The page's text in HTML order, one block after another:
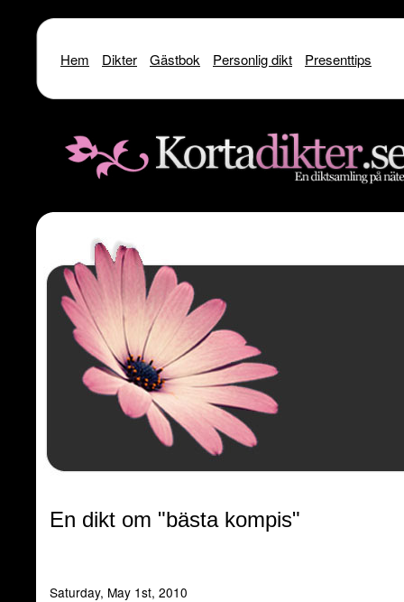
Warning: include() [function.include]: SSL operation failed with code 1. OpenSSL
Warning
Warning
: include(http://www.kortadikter.se/sms/inc.Shoutout.php) [
Warning : include() [ function.include
En dikt om "bästa kompis"
Saturday, May 1st, 2010
Hem Dikter Gästbok Personlig dikt Presenttips